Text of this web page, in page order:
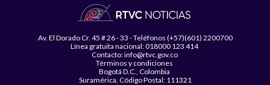
Av. El Dorado Cr. 45 # 26 - 33 - Teléfonos (+57)(601) 2200700
Línea gratuita nacional: 018000 123 414
Contacto: info@rtvc.gov.co
Términos y condiciones
Bogotá D.C., Colombia
Suramérica, Código Postal: 111321